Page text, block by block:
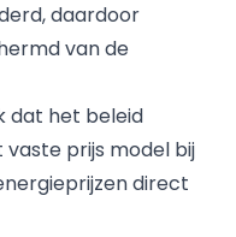
daardoor
van de
dat het beleid
prijs model bij
direct